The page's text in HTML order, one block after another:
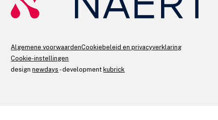
Algemene voorwaardenCookiebeleid en privacyverklaring
Cookie-instellingen
designnewdays - development kubrick